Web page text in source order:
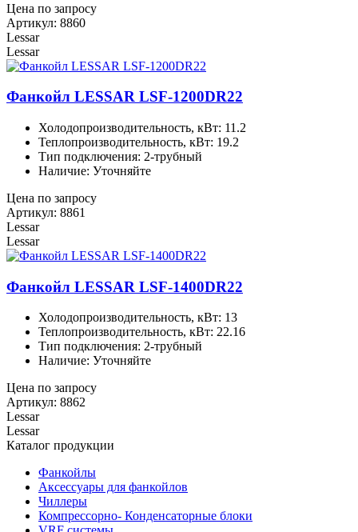
Цена по запросу
Артикул: 8860
Lessar
Lessar
Фанкойл LESSAR LSF-1200DR22
Холодопроизводительность, кВт: 11.2
Теплопроизводительность, кВт: 19.2
Тип подключения: 2-трубный
Наличие: Уточняйте
Цена по запросу
Артикул: 8861
Lessar
Lessar
Фанкойл LESSAR LSF-1400DR22
Холодопроизводительность, кВт: 13
Теплопроизводительность, кВт: 22.16
Тип подключения: 2-трубный
Наличие: Уточняйте
Цена по запросу
Артикул: 8862
Lessar
Lessar
Каталог продукции
Фанкойлы
Аксессуары для фанкойлов
Чиллеры
Компрессорно- Конденсаторные блоки